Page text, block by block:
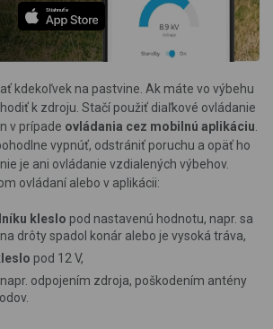
Stiahnuť v
kdekoľvek na pastvine. Ak máte vo výbehu
k zdroju. Stačí použiť diaľkové ovládanie
v prípade ovládania cez mobilnú aplikáciu.
vypnúť, odstrániť poruchu a opäť ho
je ani ovládanie vzdialených výbehov.
ovládaní alebo v aplikácii:
kleslo pod nastavenú hodnotu, napr. sa
drôty spadol konár alebo je vysoká tráva,
pod 12 V,
odpojením zdroja, poškodením antény